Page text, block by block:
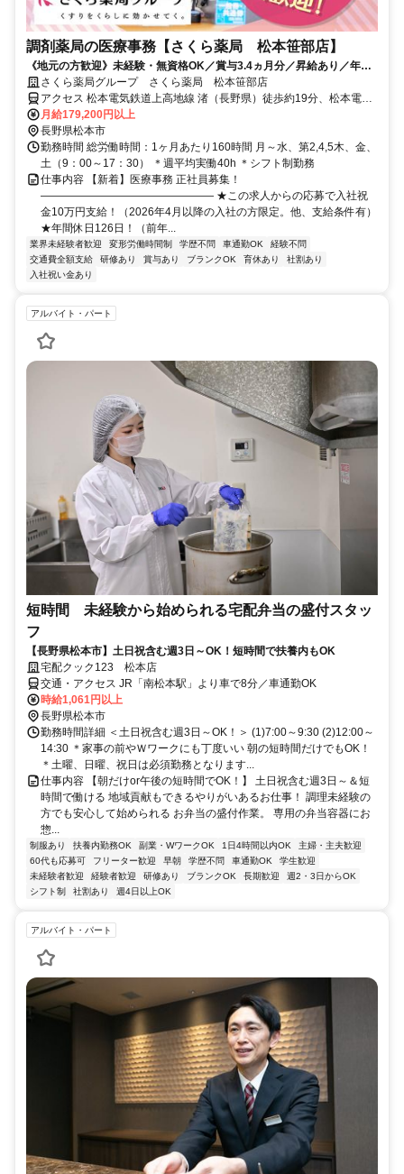
調剤薬局の医療事務【さくら薬局 松本笹部店】
《地元の方歓迎》未経験・無資格OK／賞与3.4ヵ月分／昇給あり／年休
126日（前年度実績）／平均有休取得数11.5日（2025度実績）
さくら薬局グループ さくら薬局 松本笹部店
アクセス 松本電気鉄道上高地線 渚（長野県）徒歩約19分、松本電気
鉄道上高地線 信濃荒井徒歩約20分、松本電気鉄道上高地線 大庭徒歩
約22分 アルピコ交通 月見町バス停より徒歩5分
月給179,200円以上
長野県松本市
勤務時間 総労働時間：1ヶ月あたり160時間 月～水、第2,4,5木、金、
土（9：00～17：30） ＊週平均実働40h ＊シフト制勤務
仕事内容 【新着】医療事務 正社員募集！
―――――――――――――――― ★この求人からの応募で入社祝
金10万円支給！（2026年4月以降の入社の方限定。他、支給条件有）
★年間休日126日！（前年...
業界未経験者歓迎 変形労働時間制 学歴不問 車通勤OK
経験不問
交通費全額支給
研修あり 賞与あり ブランクOK 育休あり
社割あり
入社祝い金あり
アルバイト・パート
短時間 未経験から始められる宅配弁当の盛付スタッ
フ
【長野県松本市】土日祝含む週3日～OK！短時間で扶養内もOK
宅配クック123 松本店
交通・アクセス JR「南松本駅」より車で8分／車通勤OK
時給1,061円以上
長野県松本市
勤務時間詳細 ＜土日祝含む週3日～OK！＞ (1)7:00～9:30 (2)12:00～
14:30 ＊家事の前やＷワークにも丁度いい 朝の短時間だけでもOK！
＊土曜、日曜、祝日は必須勤務となります...
仕事内容 【朝だけor午後の短時間でOK！】 土日祝含む週3日～＆短
時間で働ける 地域貢献もできるやりがいあるお仕事！ 調理未経験の
方でも安心して始められる お弁当の盛付作業。 専用の弁当容器にお
惣...
制服あり 扶養内勤務OK 副業・WワークOK 1日4時間以内OK
主婦・主夫歓迎
60代も応募可
フリーター歓迎 早朝 学歴不問 車通勤OK
学生歓迎
未経験者歓迎
経験者歓迎 研修あり ブランクOK 長期歓迎
週2・3日からOK
シフト制
社割あり 週4日以上OK
アルバイト・パート